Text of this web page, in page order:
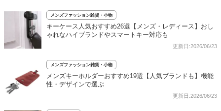
メンズファッション雑貨・小物
キーケース人気おすすめ26選【メンズ・レディース】おし
ゃれなハイブランドやスマートキー対応も
更新日:2026/06/23
メンズファッション雑貨・小物
メンズキーホルダーおすすめ19選【人気ブランドも】機能
性・デザインで選ぶ
更新日:2026/06/23